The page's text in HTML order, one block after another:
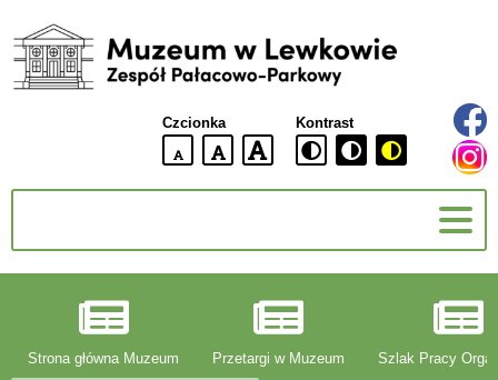
Muzeum
w
Czcionka
domyślna
czcionki
większa
czcionki
największa
czcionka
Kontrast
Strona główna Muzeum Przetargi w Muzeum Szlak Pracy